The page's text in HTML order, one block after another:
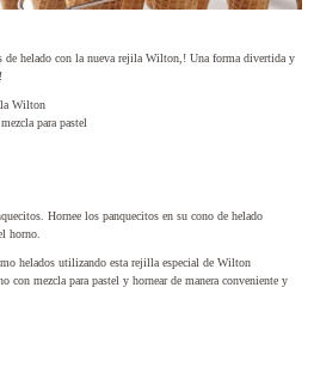
de helado con la nueva rejila Wilton,! Una forma divertida y
Wilton
para pastel
Hornee los panquecitos en su cono de helado
horno.
helados utilizando esta rejilla especial de Wilton
con mezcla para pastel y hornear de manera conveniente y